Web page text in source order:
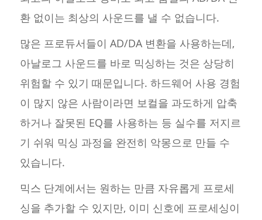
환 없이는 최상의 사운드를 낼 수 없습니다.
많은 프로듀서들이 AD/DA 변환을 사용하는데,
아날로그 사운드를 바로 믹싱하는 것은 상당히
위험할 수 있기 때문입니다. 하드웨어 사용 경험
이 많지 않은 사람이라면 보컬을 과도하게 압축
하거나 잘못된 EQ를 사용하는 등 실수를 저지르
기 쉬워 믹싱 과정을 완전히 악몽으로 만들 수
있습니다.
믹스 단계에서는 원하는 만큼 자유롭게 프로세
싱을 추가할 수 있지만, 이미 신호에 프로세싱이